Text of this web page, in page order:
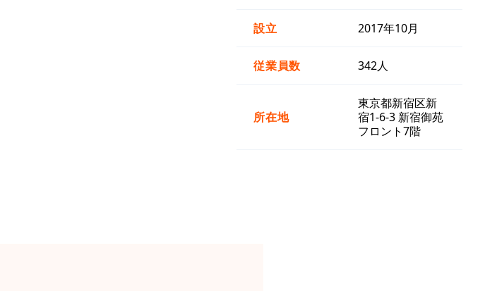
設立 2017年10月
従業員数 342人
所在地
東京都新宿区新
宿1-6-3 新宿御苑
フロント7階